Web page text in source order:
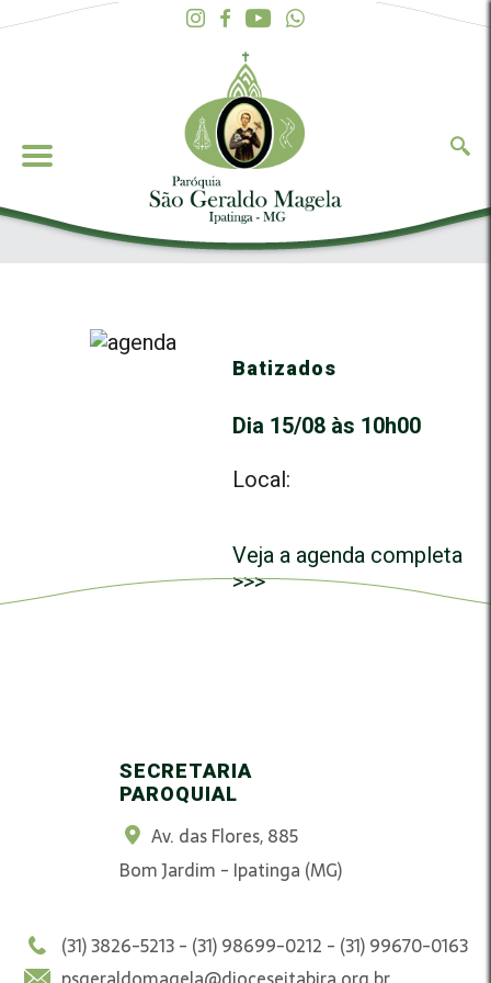
Batizados
Dia 15/08 às 10h00
Local:
Veja a agenda completa
>>>
SECRETARIA
PAROQUIAL
Av. das Flores, 885
Bom Jardim - Ipatinga (MG)
(31) 3826-5213 - (31) 98699-0212 - (31) 99670-0163